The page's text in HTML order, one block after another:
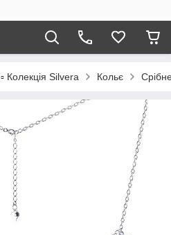
▫️ Колекція Silvera Кольє